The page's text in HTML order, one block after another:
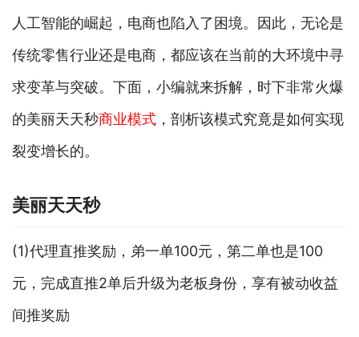
人工智能的崛起，电商也陷入了困境。因此，无论是
传统零售行业还是电商，都应该在当前的大环境中寻
求变革与突破。下面，小编就来拆解，时下非常火爆
的美丽天天秒商业模式 ，剖析该模式究竟是如何实现
裂变增长的。
美丽天天秒
(1)代理直推奖励，弟一单100元，第二单也是100
元，完成直推2单后升级为老板身份，享有被动收益
间推奖励